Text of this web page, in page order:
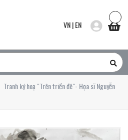
VN|EN
Tranh ký hoạ "Trên triền đê"- Họa sĩ Nguyễn